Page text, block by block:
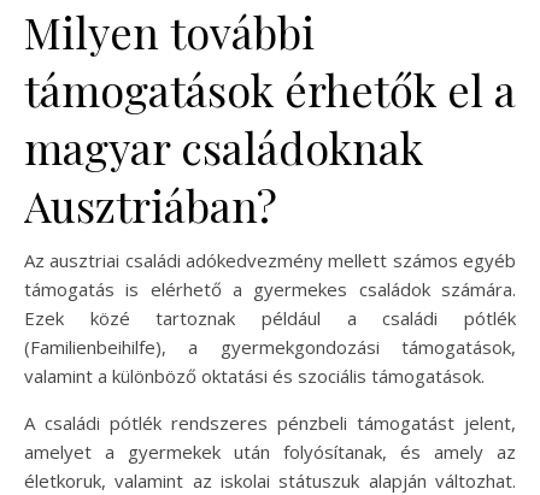
Milyen további
támogatások érhetők el a
magyar családoknak
Ausztriában?
Az ausztriai családi adókedvezmény mellett számos egyéb
támogatás is elérhető a gyermekes családok számára.
Ezek közé tartoznak például a családi pótlék
(Familienbeihilfe), a gyermekgondozási támogatások,
valamint a különböző oktatási és szociális támogatások.
A családi pótlék rendszeres pénzbeli támogatást jelent,
amelyet a gyermekek után folyósítanak, és amely az
életkoruk, valamint az iskolai státuszuk alapján változhat.